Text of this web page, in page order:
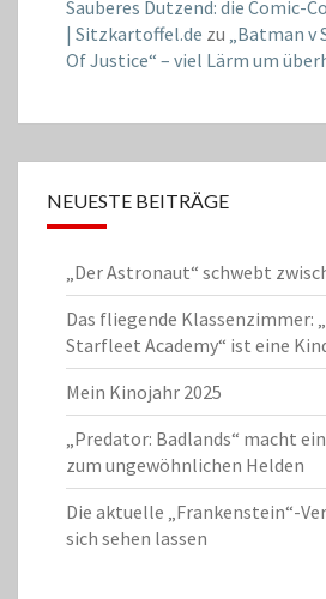
Sauberes Dutzend: die Comic-
| Sitzkartoffel.de zu „Batman v
Of Justice“ – viel Lärm um
NEUESTE BEITRÄGE
„Der Astronaut“ schwebt
Das fliegende Klassenzimmer:
Starfleet Academy“ ist eine
Mein Kinojahr 2025
„Predator: Badlands“ macht
zum ungewöhnlichen Helden
Die aktuelle „Frankenstein“-
sich sehen lassen